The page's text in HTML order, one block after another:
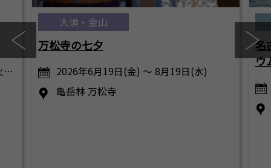
…
大須・金山
万松寺の七夕
2026年6月19日(金) ～ 8月19日(水)
亀岳林 万松寺
名
ウ